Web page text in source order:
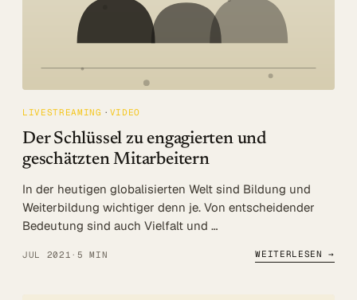
LIVESTREAMING VIDEO
Der Schlüssel zu engagierten und
geschätzten Mitarbeitern
In der heutigen globalisierten Welt sind Bildung und
Weiterbildung wichtiger denn je. Von entscheidender
Bedeutung sind auch Vielfalt und …
JUL 2021 · 5 MIN WEITERLESEN →